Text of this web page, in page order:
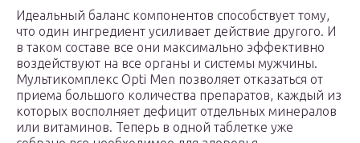
Идеальный баланс компонентов способствует тому,
что один ингредиент усиливает действие другого. И
в таком составе все они максимально эффективно
воздействуют на все органы и системы мужчины.
Мультикомплекс Opti Men позволяет отказаться от
приема большого количества препаратов, каждый из
которых восполняет дефицит отдельных минералов
или витаминов. Теперь в одной таблетке уже